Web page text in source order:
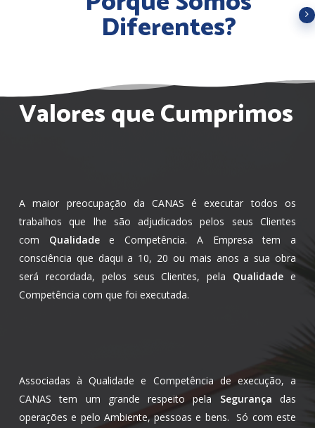
Diferentes?
Valores que Cumprimos
A maior preocupação da CANAS é executar todos os
trabalhos que lhe são adjudicados pelos seus Clientes
com Qualidadee Competência. A Empresa tem a
consciência que daqui a 10, 20 ou mais anos a sua obra
será recordada, pelos seus Clientes, pela Qualidade e
Competência com que foi executada.
Associadas à Qualidade e Competência de execução, a
CANAS tem um grande respeito pela Segurança das
operações e pelo Ambiente, pessoas e bens. Só com este